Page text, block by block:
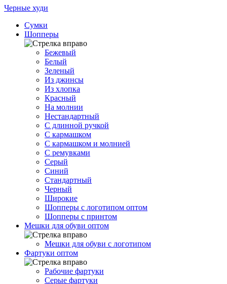
Черные худи
Сумки
Шопперы
Бежевый
Белый
Зеленый
Из джинсы
Из хлопка
Красный
На молнии
Нестандартный
С длинной ручкой
С кармашком
С кармашком и молнией
С ремувками
Серый
Синий
Стандартный
Черный
Широкие
Шопперы с логотипом оптом
Шопперы с принтом
Мешки для обуви оптом
Мешки для обуви с логотипом
Фартуки оптом
Рабочие фартуки
Серые фартуки